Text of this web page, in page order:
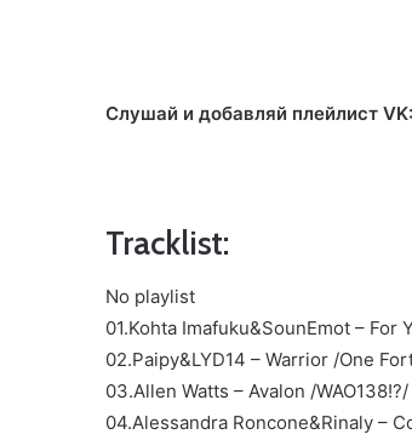
Слушай и добавляй плейлист VK:
Tracklist:
No playlist
01.Kohta Imafuku&SounEmot – For
02.Paipy&LYD14 – Warrior /One
03.Allen Watts – Avalon /WAO138!?/
04.Alessandra Roncone&Rinaly –